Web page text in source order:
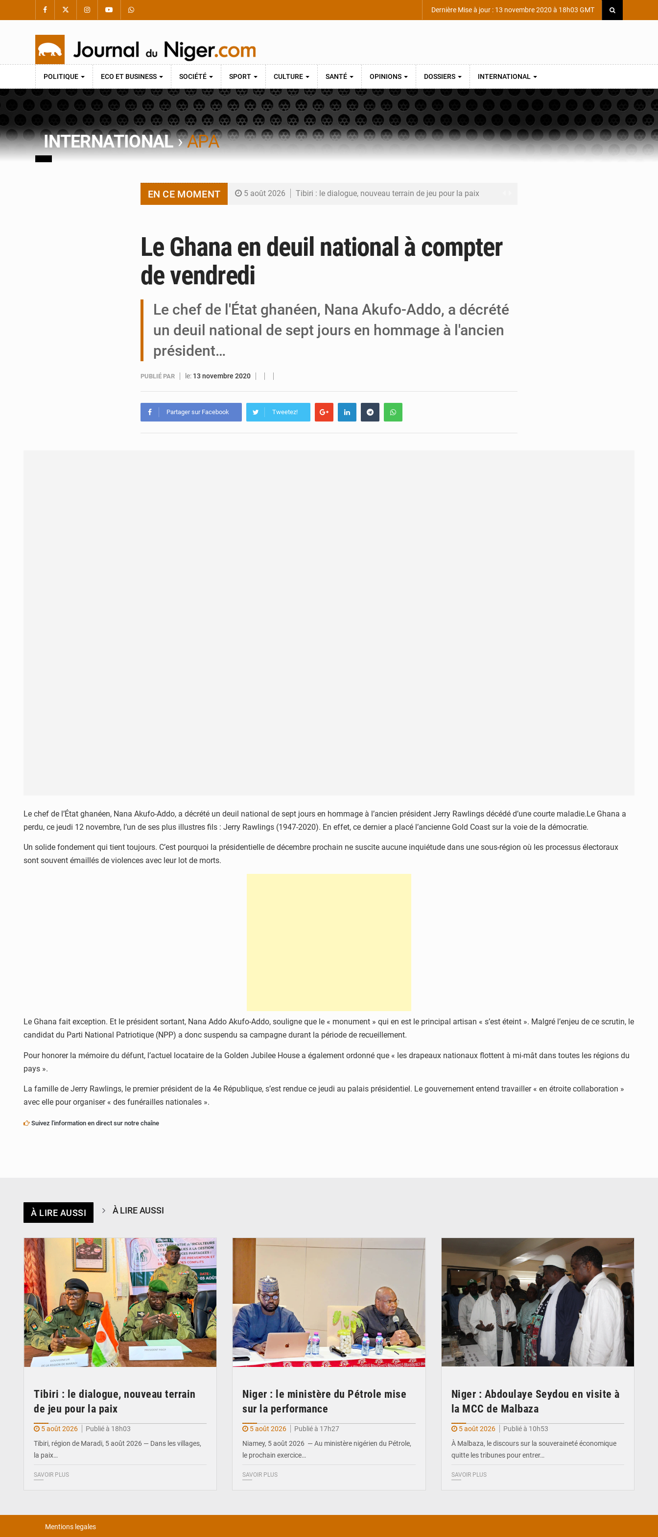
Dernière Mise à jour : 13 novembre 2020 à 18h03 GMT
POLITIQUE ECO ET BUSINESS SOCIÉTÉ SPORT CULTURE SANTÉ OPINIONS DOSSIERS INTERNATIONAL
INTERNATIONAL›APA
EN CE MOMENT 5 août 2026 Tibiri : le dialogue, nouveau terrain de jeu pour la paix
5 août 2026 Niger : Abdoulaye Seydou en visite à la MCC de Malbaza
4 août 2026 Niamey : Mohamed Toumba enchaîne les audiences
4 août 2026
Le Ghana en deuil national à compter
de vendredi
Le chef de l'État ghanéen, Nana Akufo-Addo, a décrété
un deuil national de sept jours en hommage à l'ancien
président…
PUBLIÉ PAR le: 13 novembre 2020
Partager sur Facebook Tweetez!
Le chef de l’État ghanéen, Nana Akufo-Addo, a décrété un deuil national de sept jours en hommage à l’ancien président Jerry Rawlings décédé d’une courte maladie.Le Ghana a
perdu, ce jeudi 12 novembre, l’un de ses plus illustres fils : Jerry Rawlings (1947-2020). En effet, ce dernier a placé l’ancienne Gold Coast sur la voie de la démocratie.
Un solide fondement qui tient toujours. C’est pourquoi la présidentielle de décembre prochain ne suscite aucune inquiétude dans une sous-région où les processus électoraux
sont souvent émaillés de violences avec leur lot de morts.
Le Ghana fait exception. Et le président sortant, Nana Addo Akufo-Addo, souligne que le « monument » qui en est le principal artisan « s’est éteint ». Malgré l’enjeu de ce scrutin, le
candidat du Parti National Patriotique (NPP) a donc suspendu sa campagne durant la période de recueillement.
Pour honorer la mémoire du défunt, l’actuel locataire de la Golden Jubilee House a également ordonné que « les drapeaux nationaux flottent à mi-mât dans toutes les régions du
pays ».
La famille de Jerry Rawlings, le premier président de la 4e République, s’est rendue ce jeudi au palais présidentiel. Le gouvernement entend travailler « en étroite collaboration »
avec elle pour organiser « des funérailles nationales ».
Suivez l'information en direct sur notre chaîne
À LIRE AUSSI À LIRE AUSSI
Tibiri : le dialogue, nouveau terrain
de jeu pour la paix
5 août 2026
Publié à 18h03
Tibiri, région de Maradi, 5 août 2026 — Dans les villages,
la paix…
SAVOIR PLUS
Niger : le ministère du Pétrole mise
sur la performance
5 août 2026
Publié à 17h27
Niamey, 5 août 2026 — Au ministère nigérien du Pétrole,
le prochain exercice…
SAVOIR PLUS
Niger : Abdoulaye Seydou en visite à
la MCC de Malbaza
5 août 2026
Publié à 10h53
À Malbaza, le discours sur la souveraineté économique
quitte les tribunes pour entrer…
SAVOIR PLUS
Mentions legales